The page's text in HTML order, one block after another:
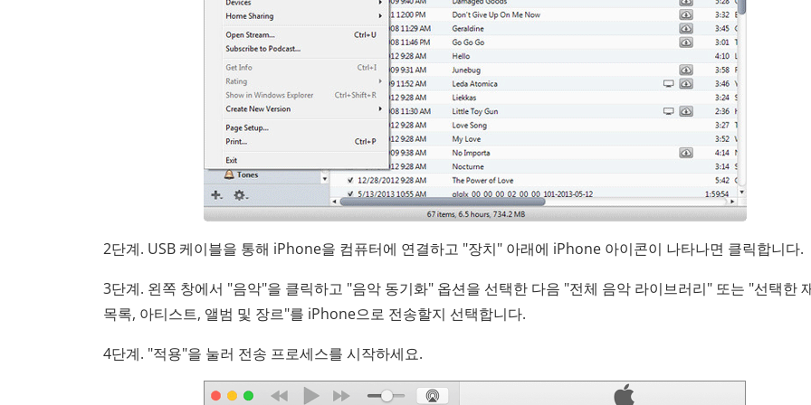
2단계. USB 케이블을 통해 iPhone을 컴퓨터에 연결하고 "장치" 아래에 iPhone 아이콘이 나타나면 클릭합니다.
3단계. 왼쪽 창에서 "음악"을 클릭하고 "음악 동기화" 옵션을 선택한 다음 "전체 음악 라이브러리" 또는 "선택한
목록, 아티스트, 앨범 및 장르"를 iPhone으로 전송할지 선택합니다.
4단계. "적용"을 눌러 전송 프로세스를 시작하세요.